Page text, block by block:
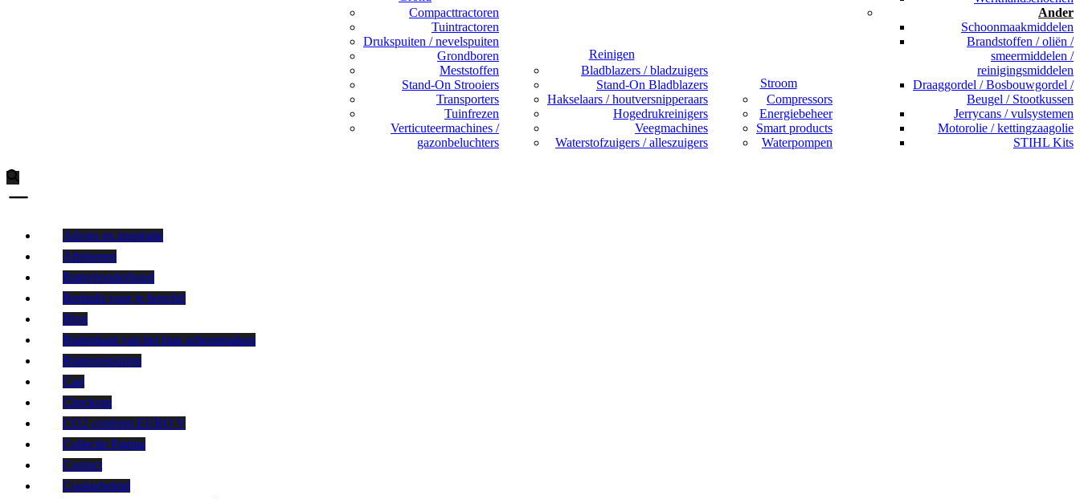
Compacttractoren
Tuintractoren
Drukspuiten / nevelspuiten
Grondboren
Meststoffen
Stand-On Strooiers
Transporters
Tuinfrezen
Verticuteermachines /
gazonbeluchters
Reinigen
Bladblazers / bladzuigers
Stand-On Bladblazers
Hakselaars / houtversnipperaars
Hogedrukreinigers
Veegmachines
Waterstofzuigers / alleszuigers
Stroom
Compressors
Energiebeheer
Smart products
Waterpompen
Ander
Schoonmaakmiddelen
Brandstoffen / oliën /
smeermiddelen /
reinigingsmiddelen
Draaggordel / Bosbouwgordel /
Beugel / Stootkussen
Jerrycans / vulsystemen
Motorolie / kettingzaagolie
STIHL Kits
Advies en inspiratie
Afrekenen
Batterijonderhoud
Bedankt voor je bericht!
Blog
Buitenkant van het huis schoonmaken
Buitenreiniging
Cart
Checkout
CO2 conform EURO V
Collectie Pagina
Contact
Cookiebeleid